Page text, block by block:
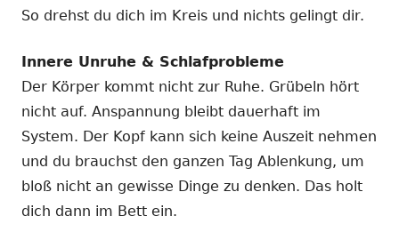
So drehst du dich im Kreis und nichts gelingt dir.
Innere Unruhe & Schlafprobleme
Der Körper kommt nicht zur Ruhe. Grübeln hört
nicht auf. Anspannung bleibt dauerhaft im
System. Der Kopf kann sich keine Auszeit nehmen
und du brauchst den ganzen Tag Ablenkung, um
bloß nicht an gewisse Dinge zu denken. Das holt
dich dann im Bett ein.